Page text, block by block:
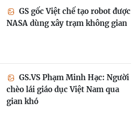
GS gốc Việt chế tạo robot được
NASA dùng xây trạm không gian
GS.VS Phạm Minh Hạc: Người
chèo lái giáo dục Việt Nam qua
gian khó